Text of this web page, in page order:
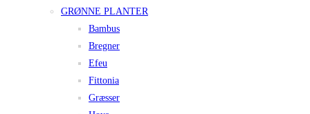
GRØNNE PLANTER
Bambus
Bregner
Efeu
Fittonia
Græsser